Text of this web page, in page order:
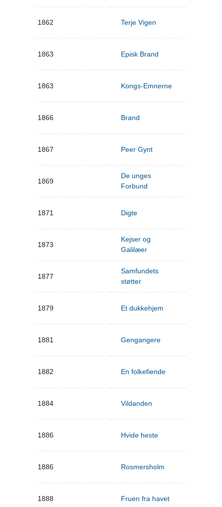
1862 Terje Vigen
1863 Episk Brand
1863 Kongs-Emnerne
1866 Brand
1867 Peer Gynt
1869
De unges
Forbund
1871 Digte
1873
Kejser og
Galilæer
1877
Samfundets
støtter
1879 Et dukkehjem
1881 Gengangere
1882 En folkefiende
1884 Vildanden
1886 Hvide heste
1886 Rosmersholm
1888 Fruen fra havet